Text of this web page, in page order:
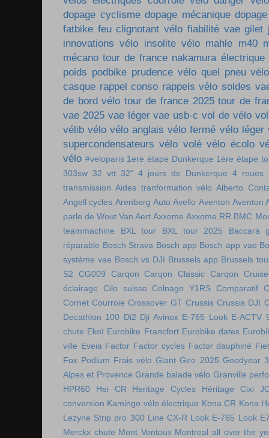
dopage cyclisme dopage mécanique
fatbike feu clignotant vélo fiabilité vae gilet
innovations vélo insolite vélo mahle m40
mécano tour de france nakamura électrique
poids podbike prudence vélo quel pneu vélo
casque rappel conso rappels vélo soldes
de bord vélo tour de france 2025 tour de
vae 2025 vae léger vae usb-c vol de vélo
vélib vélo vélo anglais vélo fermé vélo léger
supercondensateurs vélo volé vélo écolo
vélo #veloparis 1ere étape Dunkerque 1ère étape
303sw 32 vtt 32" 4 jours de Dunkerque 4 roues
transmission Aides tranformation vélo Alberto
Angell cycles Arenberg Auto Avello Aventon Aventon
parle de Wout Van Aert Axxome Axxome RR BMC
teammachine
BXL tour BXL tour 2025
Baccara
réparable Bosch Strava Bosch app Bosch app vae
système vae Bosch vs DJI Brussels app Brussels
S2
CG009 Carqon Carqon Classic Carqon Cruise
éclairage
Cilo suisse Colnago Y1RS Comparatif
Cornet Courroie Crossover GT Crussis Crussis DJI
Decathlon 100 Di2 Dji Avinox E-765 Look E-ACTV
chute Ekoï Eurobike Francfort Eurobike dates
ville Eveia Factor Factor cycles Factor dauphiné
Fox Podium Frais vélo Giant Giro 2025 Goodyear
Alpes et Provence Grande balade vélo Granville
HPR60
Hei CR Heritage Cycles Héritage Cixi
conversion Kamingo vélo électrique Kona CR Kona
Lezyne Strip pro 300 Line CX-R Look E-765 Look
Merckx chute Mont Ventoux Montreal all over the